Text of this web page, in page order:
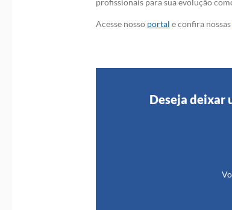
profissionais para sua evolução
Acesse nosso portal e confira nossas
Deseja deixar